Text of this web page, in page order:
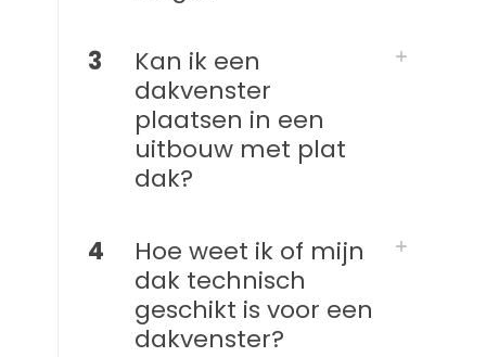
3
Kan ik een
dakvenster
plaatsen in een
uitbouw met plat
dak?
4
Hoe weet ik of mijn
dak technisch
geschikt is voor een
dakvenster?